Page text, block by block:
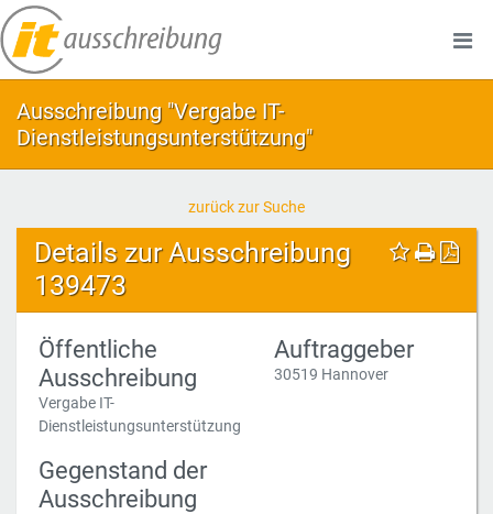
Ausschreibung "Vergabe IT-
Dienstleistungsunterstützung"
zurück zur Suche
Details zur Ausschreibung
139473
Öffentliche
Ausschreibung
Vergabe IT-
Dienstleistungsunterstützung
Gegenstand der
Ausschreibung
Auftraggeber
30519 Hannover